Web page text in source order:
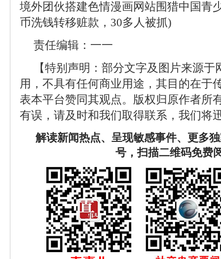
境外团伙搭建色情漫画网站围猎中国青
币洗钱转移赃款，30多人被抓)
责任编辑：一一
【特别声明：部分文字及图片来源
用，不具有任何商业用途，其目的在于
表本平台赞同其观点。版权归原作者所
有误，请及时和我们取得联系，我们将
解读新闻热点、呈现敏感事件、更多
号，扫描二维码免费